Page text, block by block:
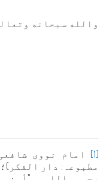
والله سبحانه
[1]
مطبوعہ: دار